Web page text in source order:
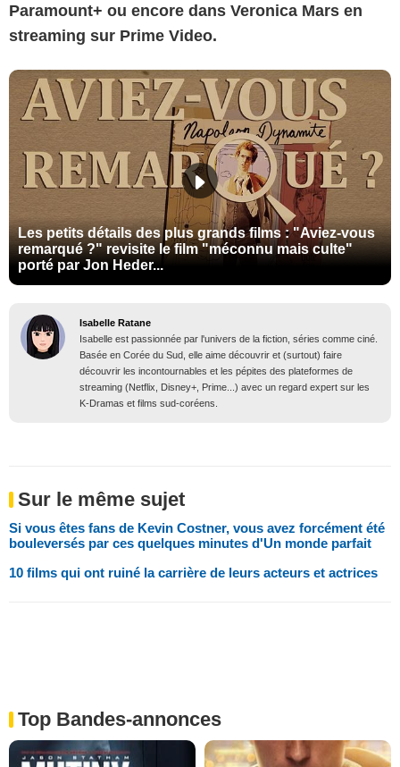
Paramount+ ou encore dans Veronica Mars en
streaming sur Prime Video.
Les petits détails des plus grands films : "Aviez-vous
remarqué ?" revisite le film "méconnu mais culte"
porté par Jon Heder...
Isabelle Ratane
Isabelle est passionnée par l'univers de la fiction, séries comme ciné.
Basée en Corée du Sud, elle aime découvrir et (surtout) faire
découvrir les incontournables et les pépites des plateformes de
streaming (Netflix, Disney+, Prime...) avec un regard expert sur les
K-Dramas et films sud-coréens.
Sur le même sujet
Si vous êtes fans de Kevin Costner, vous avez forcément été
bouleversés par ces quelques minutes d'Un monde parfait
10 films qui ont ruiné la carrière de leurs acteurs et actrices
Top Bandes-annonces